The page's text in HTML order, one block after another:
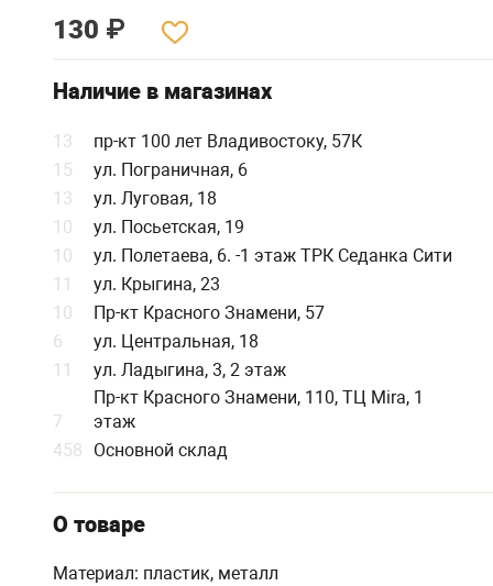
130 ₽
Наличие в магазинах
13
пр-кт 100 лет Владивостоку, 57К
15
ул. Пограничная, 6
13
ул. Луговая, 18
10
ул. Посьетская, 19
10
ул. Полетаева, 6. -1 этаж ТРК Седанка Сити
11
ул. Крыгина, 23
10
Пр-кт Красного Знамени, 57
6
ул. Центральная, 18
11
ул. Ладыгина, 3, 2 этаж
7
Пр-кт Красного Знамени, 110, ТЦ Mira, 1
этаж
458
Основной склад
О товаре
Материал: пластик, металл